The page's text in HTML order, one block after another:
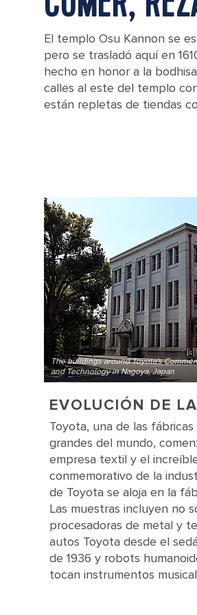
El templo Osu Kannon se
pero se trasladó aquí en
hecho en honor a la
calles al este del templo
están repletas de tiendas
The buildings around Toyota's
and Technology in Nagoya, Japan
EVOLUCIÓN DE
Toyota, una de las
grandes del mundo,
empresa textil y el
conmemorativo de la
de Toyota se aloja en la
Las muestras incluyen no
procesadoras de metal y
autos Toyota desde el
de 1936 y robots
tocan instrumentos